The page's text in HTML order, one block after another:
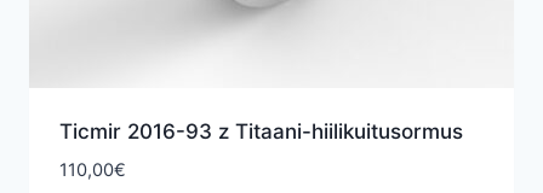
Ticmir 2016-93 z Titaani-hiilikuitusormus
110,00€